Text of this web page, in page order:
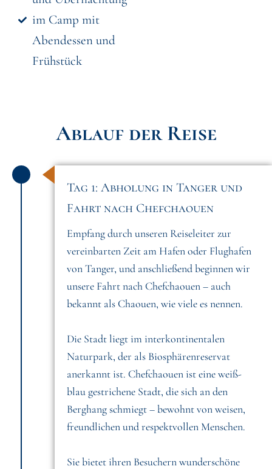
im Camp mit
Abendessen und
Frühstück
Ablauf der Reise
Tag 1: Abholung in Tanger und
Fahrt nach Chefchaouen
Empfang durch unseren Reiseleiter zur
vereinbarten Zeit am Hafen oder Flughafen
von Tanger, und anschließend beginnen wir
unsere Fahrt nach Chefchaouen – auch
bekannt als Chaouen, wie viele es nennen.
Die Stadt liegt im interkontinentalen
Naturpark, der als Biosphärenreservat
anerkannt ist. Chefchaouen ist eine weiß-
blau gestrichene Stadt, die sich an den
Berghang schmiegt – bewohnt von weisen,
freundlichen und respektvollen Menschen.
Sie bietet ihren Besuchern wunderschöne